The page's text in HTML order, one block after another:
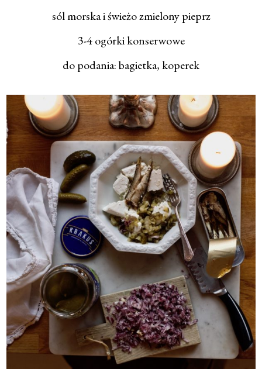
sól morska i świeżo zmielony pieprz
3-4 ogórki konserwowe
do podania: bagietka, koperek